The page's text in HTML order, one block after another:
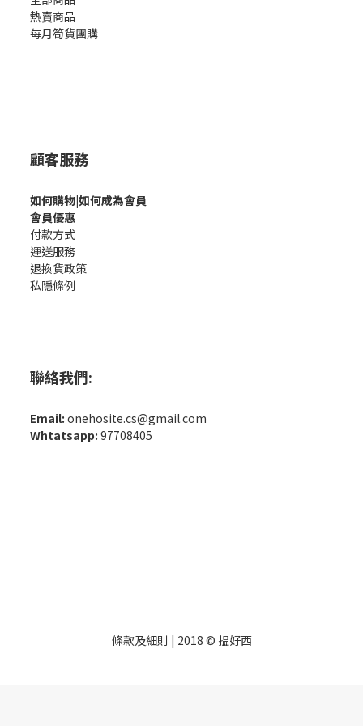
熱賣商品
每月筍貨團購
顧客服務
如何購物|如何成為會員
會員優惠
付款方式
運送服務
退換貨政策
私隱條例
聯絡我們:
Email: onehosite.cs@gmail.com
Whtatsapp: 97708405
條款及細則 | 2018 © 揾好西